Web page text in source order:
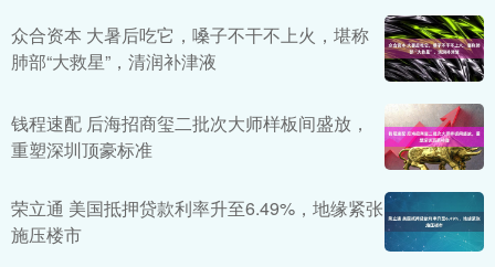
众合资本 大暑后吃它，嗓子不干不上火，堪称
肺部“大救星”，清润补津液
钱程速配 后海招商玺二批次大师样板间盛放，
重塑深圳顶豪标准
荣立通 美国抵押贷款利率升至6.49%，地缘紧张
施压楼市